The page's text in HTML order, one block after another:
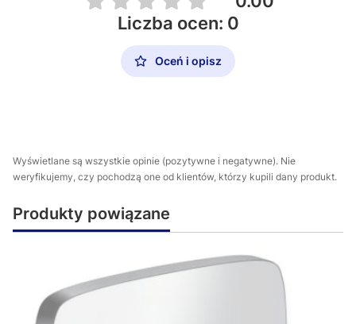
Liczba ocen: 0
Oceń i opisz
Wyświetlane są wszystkie opinie (pozytywne i negatywne). Nie
weryfikujemy, czy pochodzą one od klientów, którzy kupili dany produkt.
Produkty powiązane